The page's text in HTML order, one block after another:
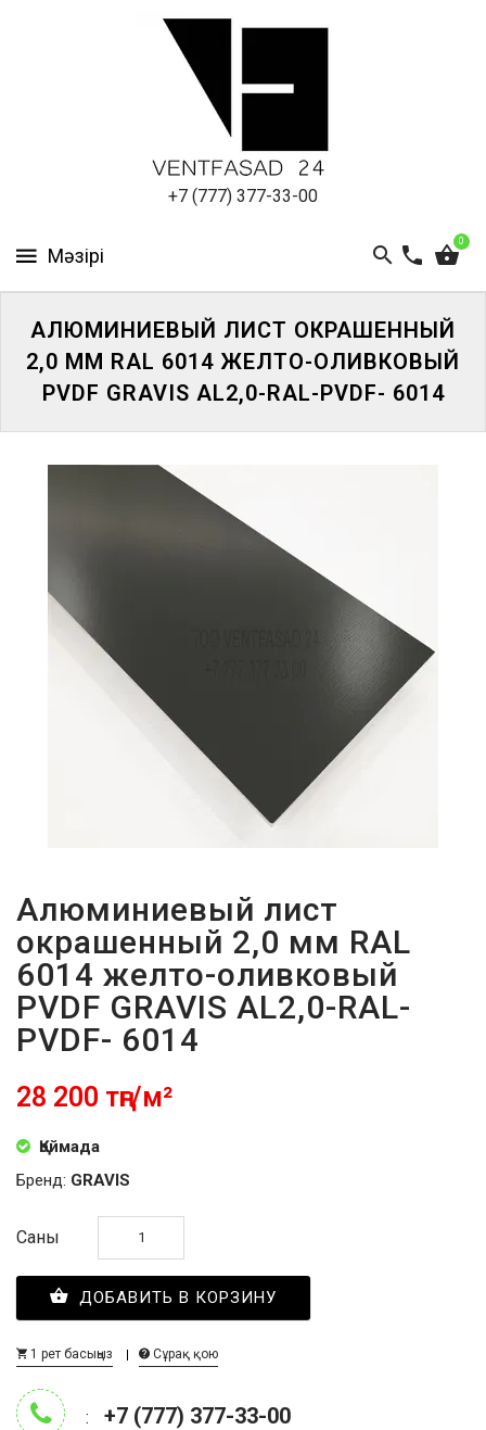
+7 (777) 377-33-00
0
ПАНЕЛИ
АЛЮМИНИЕВЫЙ ЛИСТ ОКРАШЕННЫЙ
2,0 ММ RAL 6014 ЖЕЛТО-ОЛИВКОВЫЙ
PVDF GRAVIS AL2,0-RAL-PVDF- 6014
Алюминиевый лист
окрашенный 2,0 мм RAL
6014 желто-оливковый
PVDF GRAVIS AL2,0-RAL-
PVDF- 6014
28 200 тңг/м²
Қоймада
Бренд: GRAVIS
Саны
ДОБАВИТЬ В КОРЗИНУ
1 рет басыңыз Сұрақ қою
: +7 (777) 377-33-00